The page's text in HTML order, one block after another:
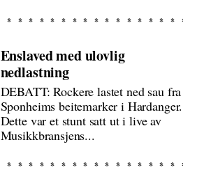
Enslaved med ulovlig
nedlastning
DEBATT: Rockere lastet ned sau fra
Sponheims beitemarker i Hardanger.
Dette var et stunt satt ut i live av
Musikkbransjens...